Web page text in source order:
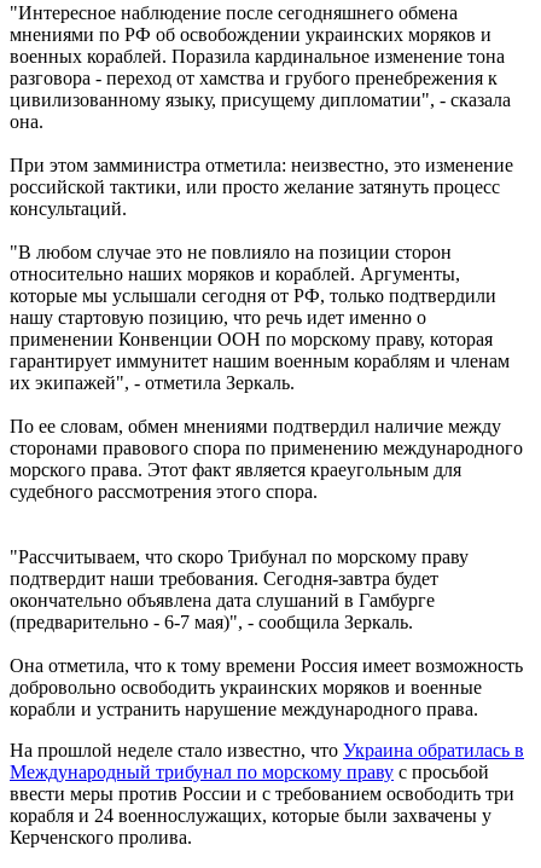
"Интересное наблюдение после сегодняшнего обмена
мнениями по РФ об освобождении украинских моряков и
военных кораблей. Поразила кардинальное изменение тона
разговора - переход от хамства и грубого пренебрежения к
цивилизованному языку, присущему дипломатии", - сказала
она.
При этом замминистра отметила: неизвестно, это изменение
российской тактики, или просто желание затянуть процесс
консультаций.
"В любом случае это не повлияло на позиции сторон
относительно наших моряков и кораблей. Аргументы,
которые мы услышали сегодня от РФ, только подтвердили
нашу стартовую позицию, что речь идет именно о
применении Конвенции ООН по морскому праву, которая
гарантирует иммунитет нашим военным кораблям и членам
их экипажей", - отметила Зеркаль.
По ее словам, обмен мнениями подтвердил наличие между
сторонами правового спора по применению международного
морского права. Этот факт является краеугольным для
судебного рассмотрения этого спора.
"Рассчитываем, что скоро Трибунал по морскому праву
подтвердит наши требования. Сегодня-завтра будет
окончательно объявлена ​​дата слушаний в Гамбурге
(предварительно - 6-7 мая)", - сообщила Зеркаль.
Она отметила, что к тому времени Россия имеет возможность
добровольно освободить украинских моряков и военные
корабли и устранить нарушение международного права.
На прошлой неделе стало известно, что Украина обратилась в
Международный трибунал по морскому праву с просьбой
ввести меры против России и с требованием освободить три
корабля и 24 военнослужащих, которые были захвачены у
Керченского пролива.